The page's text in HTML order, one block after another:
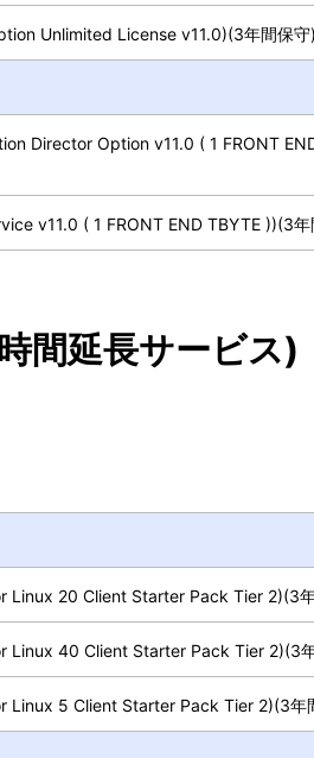
Unlimited License v11.0)(3年間保守)
Director Option v11.0 ( 1 FRONT
v11.0 ( 1 FRONT END TBYTE ))(3年
間延長サービス)
20 Client Starter Pack Tier 2)(3
40 Client Starter Pack Tier 2)(3
5 Client Starter Pack Tier 2)(3年